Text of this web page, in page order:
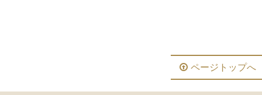
ページトップへ